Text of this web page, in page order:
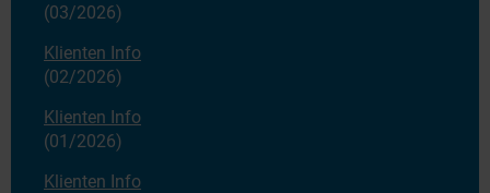
(03/2026)
Klienten Info
(02/2026)
Klienten Info
(01/2026)
Klienten Info